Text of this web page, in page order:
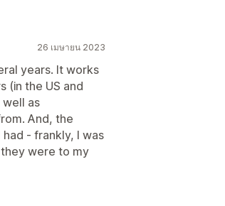
26 เมษายน 2023
years. It works
(in the US and
as
And, the
- frankly, I was
were to my